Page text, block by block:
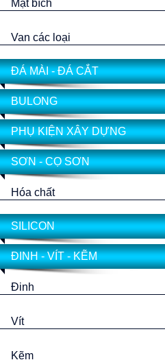
Mặt bích
Van các loại
ĐÁ MÀI - ĐÁ CẮT
BULONG
PHỤ KIỆN XÂY DỰNG
SƠN - CỌ SƠN
Hóa chất
SILICON
ĐINH - VÍT - KẼM
Đinh
Vít
Kẽm